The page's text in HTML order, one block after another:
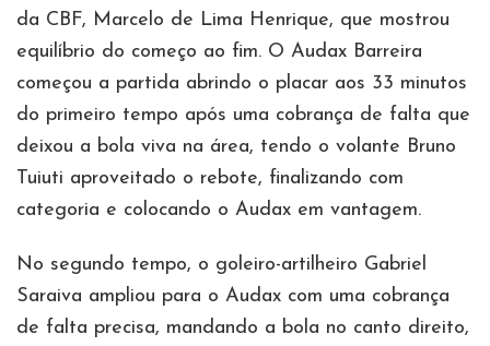
da CBF, Marcelo de Lima Henrique, que mostrou
equilíbrio do começo ao fim. O Audax Barreira
começou a partida abrindo o placar aos 33 minutos
do primeiro tempo após uma cobrança de falta que
deixou a bola viva na área, tendo o volante Bruno
Tuiuti aproveitado o rebote, finalizando com
categoria e colocando o Audax em vantagem.
No segundo tempo, o goleiro-artilheiro Gabriel
Saraiva ampliou para o Audax com uma cobrança
de falta precisa, mandando a bola no canto direito,